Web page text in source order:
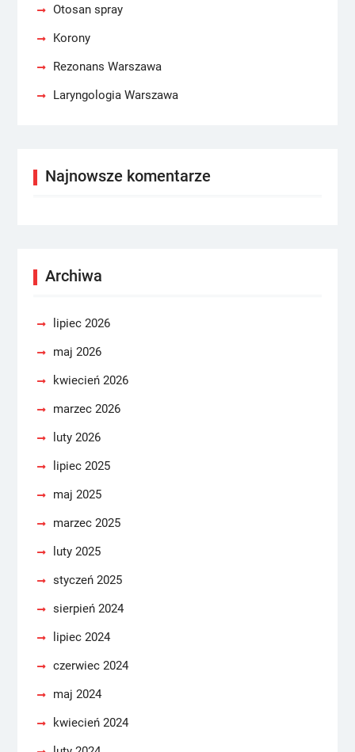
Otosan spray
Korony
Rezonans Warszawa
Laryngologia Warszawa
Najnowsze komentarze
Archiwa
lipiec 2026
maj 2026
kwiecień 2026
marzec 2026
luty 2026
lipiec 2025
maj 2025
marzec 2025
luty 2025
styczeń 2025
sierpień 2024
lipiec 2024
czerwiec 2024
maj 2024
kwiecień 2024